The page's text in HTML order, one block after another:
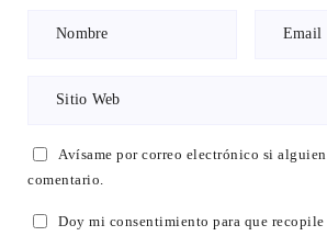
Avísame por correo electrónico si
comentario.
Doy mi consentimiento para que